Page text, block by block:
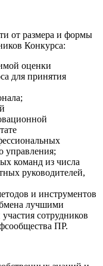
от размера и формы
Конкурса:
оценки
для принятия
управления;
команд из числа
руководителей,
и инструментов
лучшими
сотрудников
ПР.